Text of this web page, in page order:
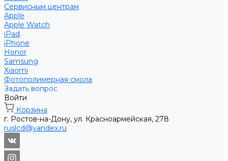
Сервисным центрам
Apple
Apple Watch
iPad
iPhone
Honor
Samsung
Xiaomi
Фотополимерная смола
Задать вопрос
Войти
Корзина
г. Ростов-на-Дону, ул. Красноармейская, 278
ruslcd@yandex.ru